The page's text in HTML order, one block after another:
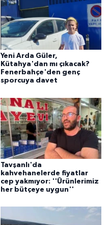
Yeni Arda Güler,
Kütahya'dan mı çıkacak?
Fenerbahçe'den genç
sporcuya davet
Tavşanlı'da
kahvehanelerde fiyatlar
cep yakmıyor: ''Ürünlerimiz
her bütçeye uygun''